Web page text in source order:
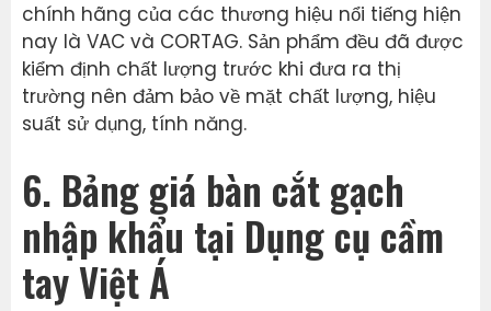
chính hãng của các thương hiệu nổi tiếng hiện
nay là VAC và CORTAG. Sản phẩm đều đã được
kiểm định chất lượng trước khi đưa ra thị
trường nên đảm bảo về mặt chất lượng, hiệu
suất sử dụng, tính năng.
6. Bảng giá bàn cắt gạch
nhập khẩu tại Dụng cụ cầm
tay Việt Á